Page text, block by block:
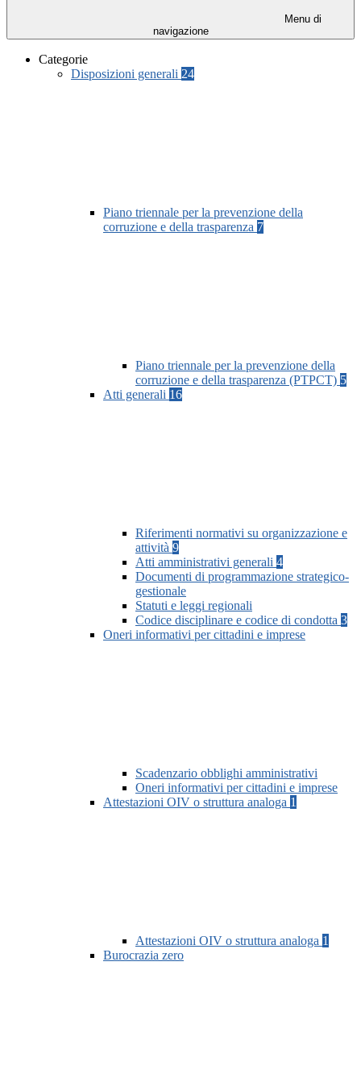
Menu di
navigazione
Categorie
Disposizioni generali 24
Piano triennale per la prevenzione della
corruzione e della trasparenza 7
Piano triennale per la prevenzione della
corruzione e della trasparenza (PTPCT) 5
Atti generali 16
Riferimenti normativi su organizzazione e
attività 9
Atti amministrativi generali 4
Documenti di programmazione strategico-
gestionale
Statuti e leggi regionali
Codice disciplinare e codice di condotta 3
Oneri informativi per cittadini e imprese
Scadenzario obblighi amministrativi
Oneri informativi per cittadini e imprese
Attestazioni OIV o struttura analoga 1
Attestazioni OIV o struttura analoga 1
Burocrazia zero